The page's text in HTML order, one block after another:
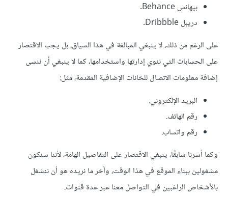
بيهانس Behance.
دريبل Dribbble.
على الرغم من ذلك، لا ينبغي المبالغة في هذا السياق، بل يجب الاقتصار
على الحسابات التي ننوي إدارتها واستخدامها، كما لا ينبغي أن ننسى
إضافة معلومات الاتصال للخانات الإضافية المقدمة، مثل:
البريد الإلكتروني.
رقم الهاتف.
رقم واتساب.
وكما أشرنا سابقًا، ينبغي الاقتصار على التفاصيل الهامة، لأننا سنكون
مشغولين ببناء الموقع في هذا الوقت، وآخر ما نريده هو أن ننشغل
بالأشخاص الراغبين في التواصل معنا عبر عدة قنوات.